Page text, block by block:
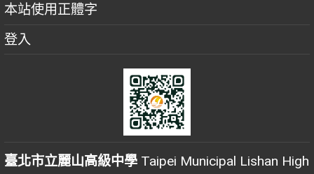
本站使用正體字
登入
臺北市立麗山高級中學 Taipei Municipal Lishan High